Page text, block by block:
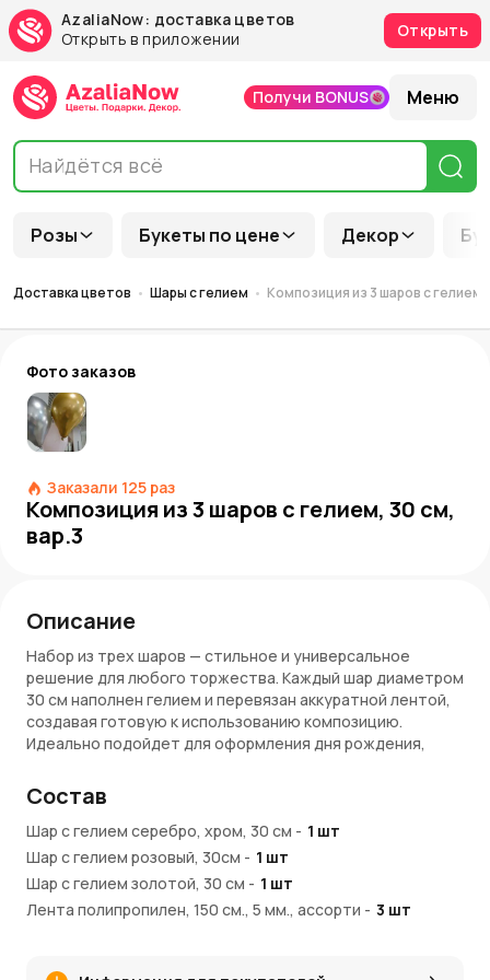
AzaliaNow: доставка цветов
Открыть в приложении
Открыть
Розы Букеты по цене Декор
Получи BONUS Меню
Доставка цветов Шары с гелием Композиция из 3 шаров с гелием,
Фото заказов
Заказали 125 раз
Композиция из 3 шаров с гелием, 30 см,
вар.3
Описание
Набор из трех шаров — стильное и универсальное
решение для любого торжества. Каждый шар диаметром
30 см наполнен гелием и перевязан аккуратной лентой,
создавая готовую к использованию композицию.
Идеально подойдет для оформления дня рождения,
Преимущества:
Элегантное сочетание оттенков — розовый дарит
нежность, золото добавляет роскоши, серебро —
блеска
Диаметр 30 см — яркий и заметный элемент декора
Универсальный набор из 3 шаров — подходит для
Состав
Шар с гелием серебро, хром, 30 см - 1 шт
Шар с гелием розовый, 30см - 1 шт
Шар с гелием золотой, 30 см - 1 шт
Лента полипропилен, 150 см., 5 мм., ассорти - 3 шт